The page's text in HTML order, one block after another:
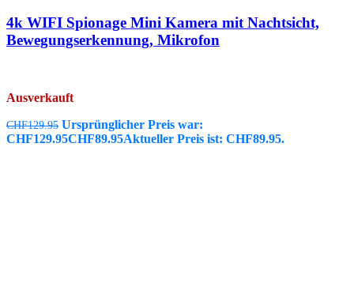
4k WIFI Spionage Mini Kamera mit Nachtsicht,
Bewegungserkennung, Mikrofon
Ausverkauft
CHF129.95 Ursprünglicher Preis war:
CHF129.95CHF89.95Aktueller Preis ist: CHF89.95.